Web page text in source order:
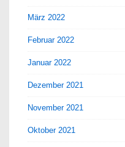
März 2022
Februar 2022
Januar 2022
Dezember 2021
November 2021
Oktober 2021